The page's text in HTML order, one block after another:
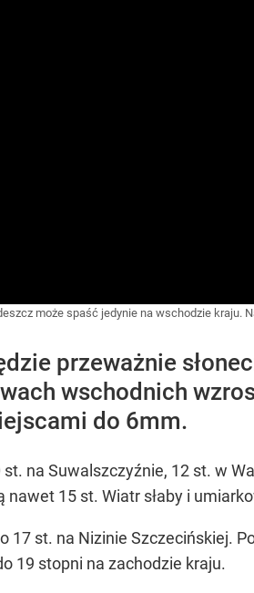
może spaść jedynie na wschodzie kraju.
przeważnie
wschodnich
do 6mm.
na Suwalszczyźnie, 12 st. w
15 st. Wiatr słaby i
17 st. na Nizinie Szczecińskiej.
19 stopni na zachodzie kraju.